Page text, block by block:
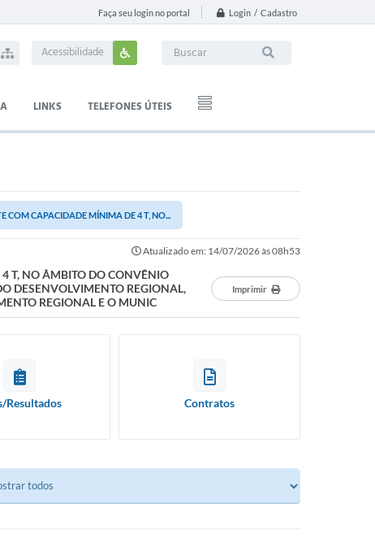
Faça seu login no portal Login / Cadastro
Acessibilidade
LINKS TELEFONES ÚTEIS
COM CAPACIDADE MÍNIMA DE 4 T, NO...
Atualizado em: 14/07/2026 às 08h53
T, NO ÂMBITO DO CONVÊNIO
DESENVOLVIMENTO REGIONAL,
REGIONAL E O MUNIC
Imprimir
Resultados Contratos